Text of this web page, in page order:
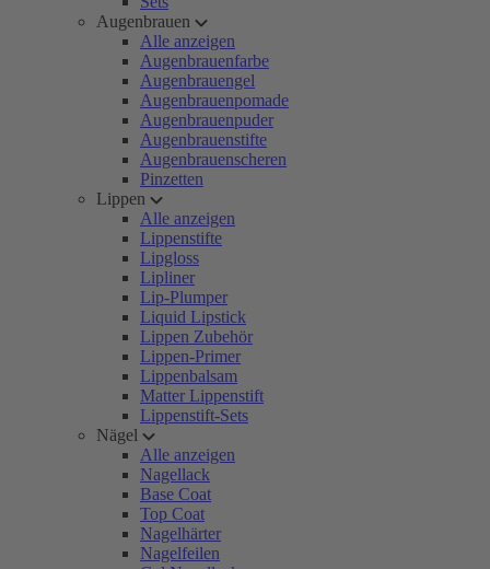
Augenbrauen
Alle anzeigen
Augenbrauenfarbe
Augenbrauengel
Augenbrauenpomade
Augenbrauenpuder
Augenbrauenstifte
Augenbrauenscheren
Pinzetten
Lippen
Alle anzeigen
Lippenstifte
Lipgloss
Lipliner
Lip-Plumper
Liquid Lipstick
Lippen Zubehör
Lippen-Primer
Lippenbalsam
Matter Lippenstift
Lippenstift-Sets
Nägel
Alle anzeigen
Nagellack
Base Coat
Top Coat
Nagelhärter
Nagelfeilen